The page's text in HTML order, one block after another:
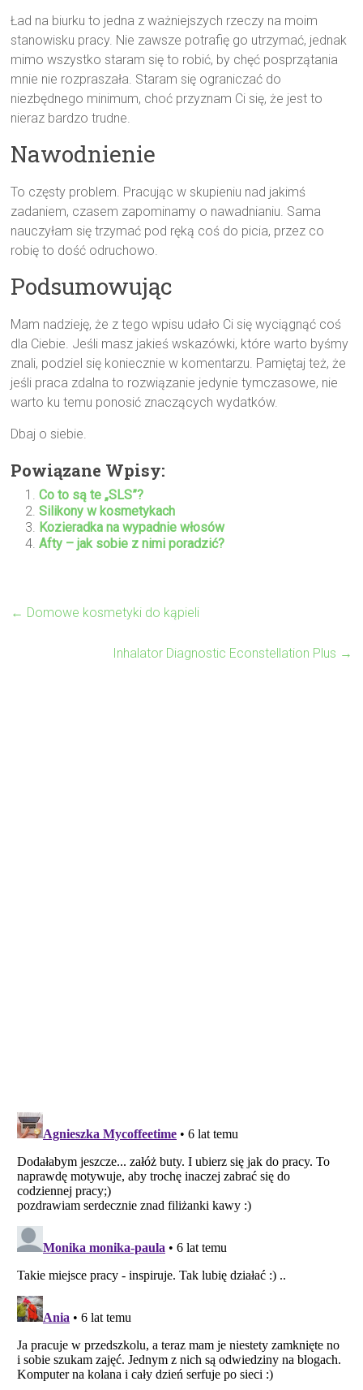
Ład na biurku to jedna z ważniejszych rzeczy na moim
stanowisku pracy. Nie zawsze potrafię go utrzymać, jednak
mimo wszystko staram się to robić, by chęć posprzątania
mnie nie rozpraszała. Staram się ograniczać do
niezbędnego minimum, choć przyznam Ci się, że jest to
nieraz bardzo trudne.
Nawodnienie
To częsty problem. Pracując w skupieniu nad jakimś
zadaniem, czasem zapominamy o nawadnianiu. Sama
nauczyłam się trzymać pod ręką coś do picia, przez co
robię to dość odruchowo.
Podsumowując
Mam nadzieję, że z tego wpisu udało Ci się wyciągnąć coś
dla Ciebie. Jeśli masz jakieś wskazówki, które warto byśmy
znali, podziel się koniecznie w komentarzu. Pamiętaj też, że
jeśli praca zdalna to rozwiązanie jedynie tymczasowe, nie
warto ku temu ponosić znaczących wydatków.
Dbaj o siebie.
Powiązane Wpisy:
Co to są te „SLS”?
Silikony w kosmetykach
Kozieradka na wypadnie włosów
Afty – jak sobie z nimi poradzić?
← Domowe kosmetyki do kąpieli
Inhalator Diagnostic Econstellation Plus →